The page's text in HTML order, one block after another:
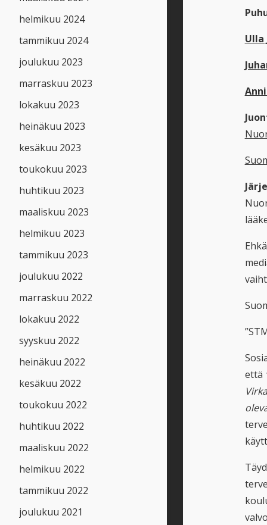
Ulla
että
helmikuu 2024
tammikuu 2024
joulukuu 2023
marraskuu 2023
lokakuu 2023
heinäkuu 2023
kesäkuu 2023
toukokuu 2023
huhtikuu 2023
maaliskuu 2023
helmikuu 2023
tammikuu 2023
joulukuu 2022
marraskuu 2022
lokakuu 2022
syyskuu 2022
heinäkuu 2022
kesäkuu 2022
toukokuu 2022
huhtikuu 2022
maaliskuu 2022
helmikuu 2022
tammikuu 2022
joulukuu 2021